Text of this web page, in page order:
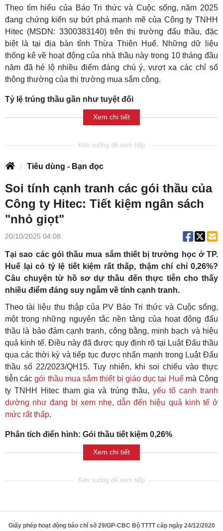
Theo tìm hiểu của Báo Tri thức và Cuộc sống, năm 2025
đang chứng kiến sự bứt phá mạnh mẽ của Công ty TNHH
Hitec (MSDN: 3300383140) trên thị trường đấu thầu, đặc
biệt là tại địa bàn tỉnh Thừa Thiên Huế. Những dữ liệu
thống kê về hoạt động của nhà thầu này trong 10 tháng đầu
năm đã hé lộ nhiều điểm đáng chú ý, vượt xa các chỉ số
thông thường của thị trường mua sắm công.
Tỷ lệ trúng thầu gần như tuyệt đối
Xem chi tiết
Tiêu dùng - Bạn đọc
Soi tính cạnh tranh các gói thầu của
Công ty Hitec: Tiết kiệm ngân sách
"nhỏ giọt"
20/10/2025 04:08
Tại sao các gói thầu mua sắm thiết bị trường học ở TP.
Huế lại có tỷ lệ tiết kiệm rất thấp, thậm chí chỉ 0,26%?
Câu chuyện từ hồ sơ dự thầu đến thực tiễn cho thấy
nhiều điểm đáng suy ngẫm về tính cạnh tranh.
Theo tài liệu thu thập của PV Báo Tri thức và Cuộc sống,
một trong những nguyên tắc nền tảng của hoạt động đấu
thầu là bảo đảm cạnh tranh, công bằng, minh bạch và hiệu
quả kinh tế. Điều này đã được quy định rõ tại Luật Đấu thầu
qua các thời kỳ và tiếp tục được nhấn mạnh trong Luật Đấu
thầu số 22/2023/QH15. Tuy nhiên, khi soi chiếu vào thực
tiễn cácgói thầu mua sắm thiết bị giáo dục tại Huếmà Công
ty TNHH Hitec tham gia và trúng thầu, yếu tố cạnh tranh
dường như đang bị xem nhẹ, dẫn đến hiệu quả kinh tế ở
mức rất thấp.
Phân tích điển hình: Gói thầu tiết kiệm 0,26%
Xem chi tiết
Giấy phép hoạt động báo chí số 29/GP-CBC Bộ TTTT cấp ngày 24/12/2020